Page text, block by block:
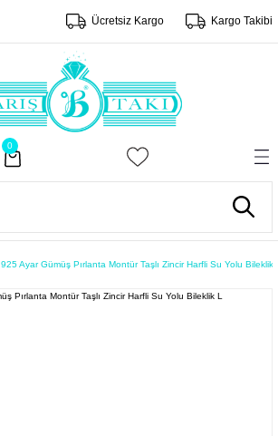
Ücretsiz Kargo Kargo Takibi
0
925 Ayar Gümüş Pırlanta Montür Taşlı Zincir Harfli Su Yolu Bileklik